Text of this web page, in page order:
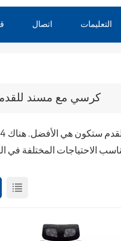
اتصال التعليمات
كرسي مع مسند